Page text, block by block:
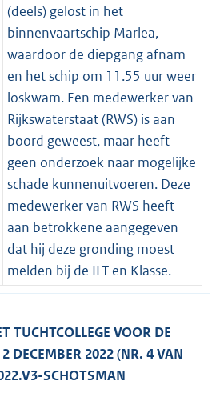
(deels) gelost in het
binnenvaartschip Marlea,
waardoor de diepgang afnam
en het schip om 11.55 uur weer
loskwam. Een medewerker van
Rijkswaterstaat (RWS) is aan
boord geweest, maar heeft
geen onderzoek naar mogelijke
schade kunnenuitvoeren. Deze
medewerker van RWS heeft
aan betrokkene aangegeven
dat hij deze gronding moest
melden bij de ILT en Klasse.
TUCHTCOLLEGE VOOR DE
DECEMBER 2022 (NR. 4 VAN
SCHOTSMAN